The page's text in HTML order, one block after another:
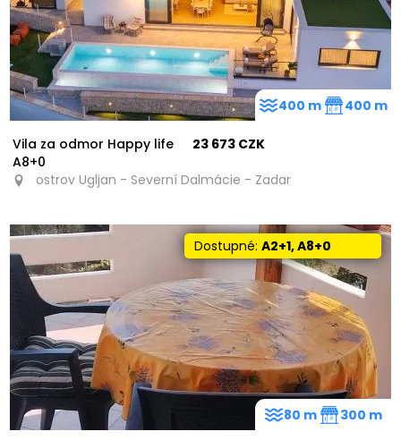
6
16
Vila za odmor Happy life
A8+0
23 673 CZK
ostrov Ugljan - Severní Dalmácie - Zadar
400 m 400 m
Dostupné:A2+1, A8+0
80 m 300 m